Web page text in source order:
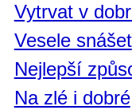
Vytrvat v
Vesele snášet
Nejlepší
Na zlé i dobré